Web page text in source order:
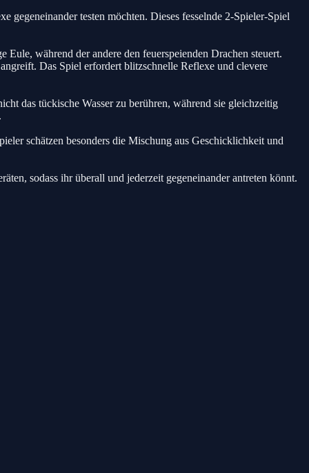
testen möchten. Dieses fesselnde 2-Spieler-Spiel
während der andere den feuerspeienden Drachen steuert.
Das Spiel erfordert blitzschnelle Reflexe und clevere
das tückische Wasser zu berühren, während sie gleichzeitig
schätzen besonders die Mischung aus Geschicklichkeit und
sodass ihr überall und jederzeit gegeneinander antreten könnt.